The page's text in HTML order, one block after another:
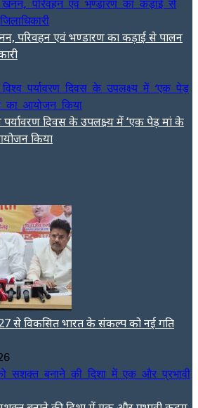
परिवहन एवं भण्डारण का कड़ाई से पालन
पर्यावरण दिवस के उपलक्ष्य में ‘एक पेड़ मां के
किया
से विकसित भारत के संकल्प को नई गति